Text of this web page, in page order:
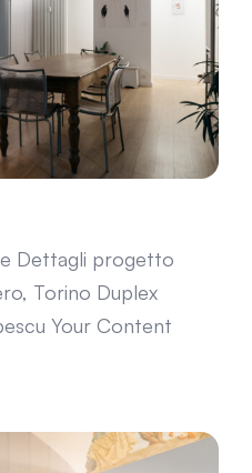
Dettagli progetto
Torino Duplex
Your Content